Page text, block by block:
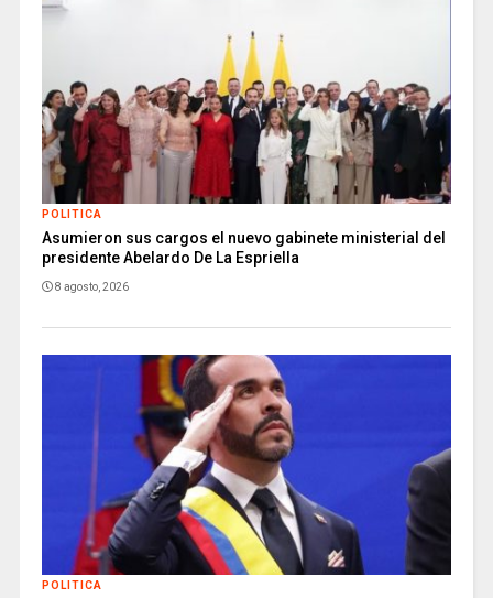
POLITICA
Asumieron sus cargos el nuevo gabinete ministerial del
presidente Abelardo De La Espriella
8 agosto, 2026
POLITICA